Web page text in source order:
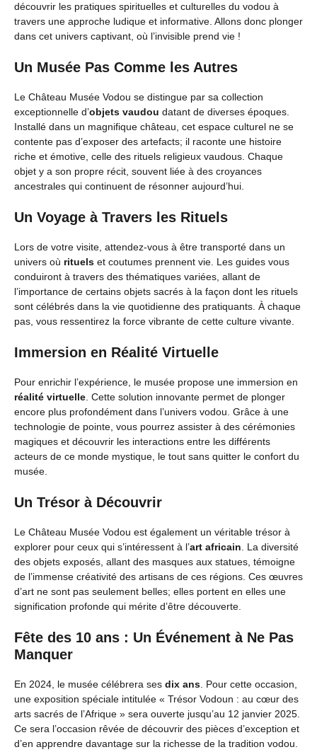
découvrir les pratiques spirituelles et culturelles du vodou à
travers une approche ludique et informative. Allons donc plonger
dans cet univers captivant, où l’invisible prend vie !
Un Musée Pas Comme les Autres
Le Château Musée Vodou se distingue par sa collection
exceptionnelle d’objets vaudou datant de diverses époques.
Installé dans un magnifique château, cet espace culturel ne se
contente pas d’exposer des artefacts; il raconte une histoire
riche et émotive, celle des rituels religieux vaudous. Chaque
objet y a son propre récit, souvent liée à des croyances
ancestrales qui continuent de résonner aujourd’hui.
Un Voyage à Travers les Rituels
Lors de votre visite, attendez-vous à être transporté dans un
univers où rituels et coutumes prennent vie. Les guides vous
conduiront à travers des thématiques variées, allant de
l’importance de certains objets sacrés à la façon dont les rituels
sont célébrés dans la vie quotidienne des pratiquants. À chaque
pas, vous ressentirez la force vibrante de cette culture vivante.
Immersion en Réalité Virtuelle
Pour enrichir l’expérience, le musée propose une immersion en
réalité virtuelle. Cette solution innovante permet de plonger
encore plus profondément dans l’univers vodou. Grâce à une
technologie de pointe, vous pourrez assister à des cérémonies
magiques et découvrir les interactions entre les différents
acteurs de ce monde mystique, le tout sans quitter le confort du
musée.
Un Trésor à Découvrir
Le Château Musée Vodou est également un véritable trésor à
explorer pour ceux qui s’intéressent à l’art africain. La diversité
des objets exposés, allant des masques aux statues, témoigne
de l’immense créativité des artisans de ces régions. Ces œuvres
d’art ne sont pas seulement belles; elles portent en elles une
signification profonde qui mérite d’être découverte.
Fête des 10 ans : Un Événement à Ne Pas
Manquer
En 2024, le musée célébrera ses dix ans. Pour cette occasion,
une exposition spéciale intitulée « Trésor Vodoun : au cœur des
arts sacrés de l’Afrique » sera ouverte jusqu’au 12 janvier 2025.
Ce sera l’occasion rêvée de découvrir des pièces d’exception et
d’en apprendre davantage sur la richesse de la tradition vodou.